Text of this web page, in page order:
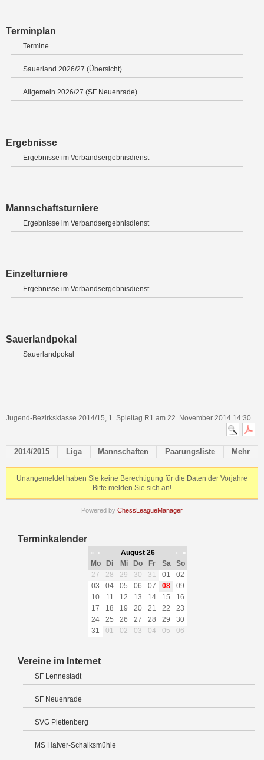
Terminplan
Termine
Sauerland 2026/27 (Übersicht)
Allgemein 2026/27 (SF Neuenrade)
Ergebnisse
Ergebnisse im Verbandsergebnisdienst
Mannschaftsturniere
Ergebnisse im Verbandsergebnisdienst
Einzelturniere
Ergebnisse im Verbandsergebnisdienst
Sauerlandpokal
Sauerlandpokal
Jugend-Bezirksklasse 2014/15, 1. Spieltag R1 am 22. November 2014 14:30
2014/2015 Liga Mannschaften Paarungsliste Mehr
Unangemeldet haben Sie keine Berechtigung für die Daten der Vorjahre
Bitte melden Sie sich an!
Powered by ChessLeagueManager
Terminkalender
« ‹ August 26 ›
»
Mo
Di Mi Do Fr Sa
So
27
28 29 30 31 01
02
03
04 05 06 07 08
09
10
11 12 13 14 15
16
17
18 19 20 21 22
23
24
25 26 27 28 29
30
31
01 02 03 04 05 06
Vereine im Internet
SF Lennestadt
SF Neuenrade
SVG Plettenberg
MS Halver-Schalksmühle